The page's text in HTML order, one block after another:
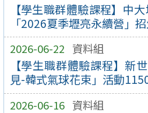
【學生職群體驗課程】中
「2026夏季壢亮永續營」
2026-06-22 資料組
【學生職群體驗課程】新
見-韓式氣球花束」活動
2026-06-16 資料組